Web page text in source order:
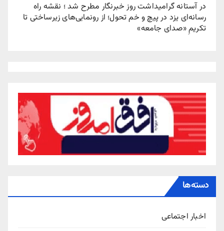
در آستانه گرامیداشت روز خبرنگار مطرح شد ؛ نقشه راه
رسانه‌ای یزد در پیچ‌ و خم تحول؛ از رونمایی‌های زیرساختی تا
تکریمِ «صدای جامعه»
دسته‌ها
اخبار اجتماعی